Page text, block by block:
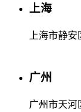
上海
上海市静
广州
广州市天河